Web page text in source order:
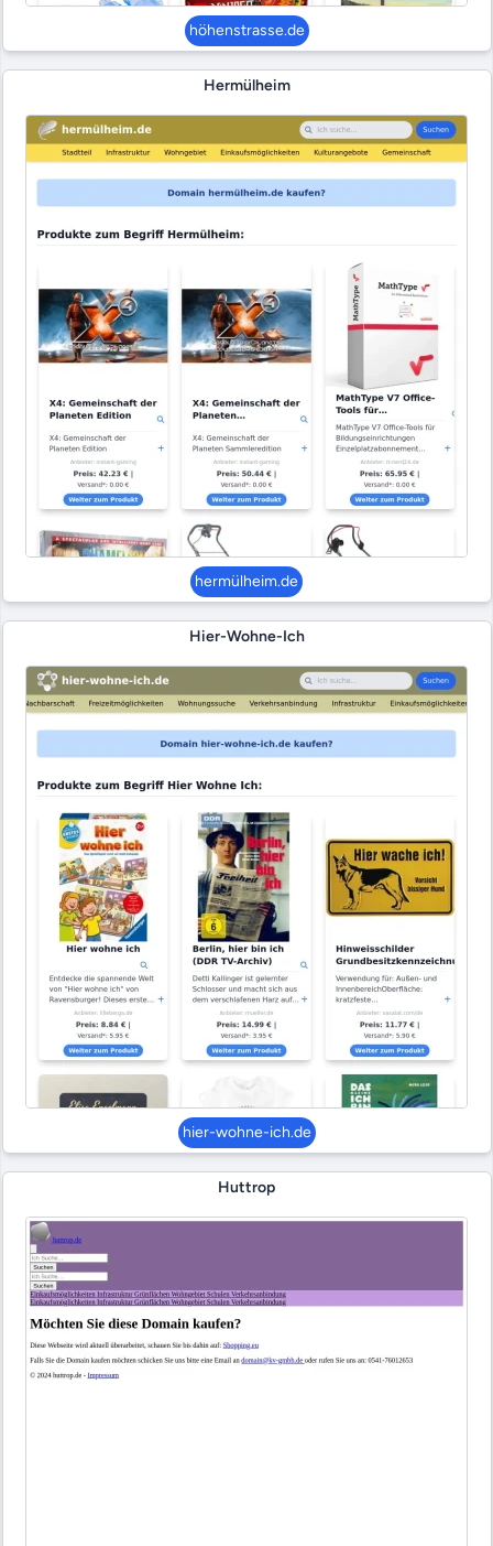
höhenstrasse.de
Hermülheim
hermülheim.de
Hier-Wohne-Ich
hier-wohne-ich.de
Huttrop